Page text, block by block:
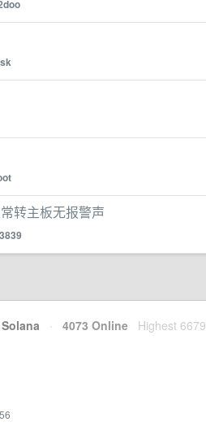
转主板无报警声
Solana · 4073 Online Highest 6679